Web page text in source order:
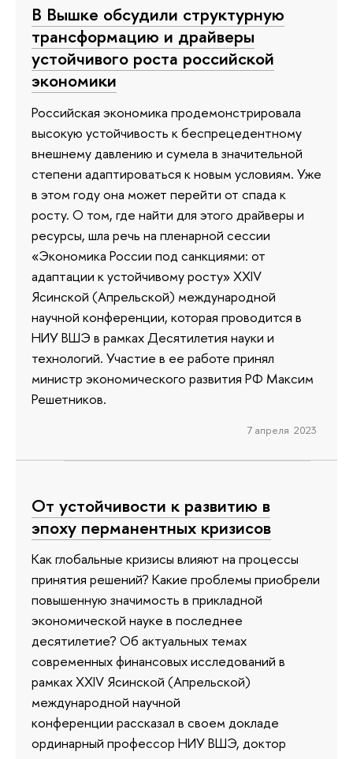
В Вышке обсудили структурную
трансформацию и драйверы
устойчивого роста российской
экономики
Российская экономика продемонстрировала
высокую устойчивость к беспрецедентному
внешнему давлению и сумела в значительной
степени адаптироваться к новым условиям. Уже
в этом году она может перейти от спада к
росту. О том, где найти для этого драйверы и
ресурсы, шла речь на пленарной сессии
«Экономика России под санкциями: от
адаптации к устойчивому росту» XXIV
Ясинской (Апрельской) международной
научной конференции, которая проводится в
НИУ ВШЭ в рамках Десятилетия науки и
технологий. Участие в ее работе принял
министр экономического развития РФ Максим
Решетников.
7 апреля 2023
От устойчивости к развитию в
эпоху перманентных кризисов
Как глобальные кризисы влияют на процессы
принятия решений? Какие проблемы приобрели
повышенную значимость в прикладной
экономической науке в последнее
десятилетие? Об актуальных темах
современных финансовых исследований в
рамках XXIV Ясинской (Апрельской)
международной научной
конференции рассказал в своем докладе
ординарный профессор НИУ ВШЭ, доктор